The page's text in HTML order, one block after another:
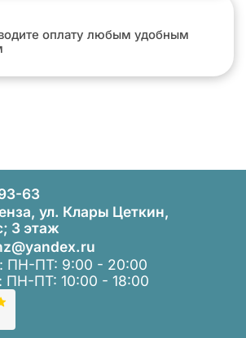
оплату любым удобным
63
ул. Клары Цеткин,
3 этаж
ПН-ПТ: 9:00 - 20:00
ПН-ПТ: 10:00 - 18:00